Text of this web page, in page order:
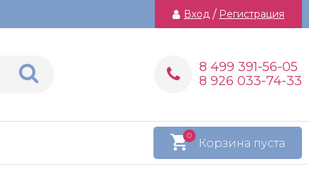
Вход / Регистрация
8 499 391-56-05
8 926 033-74-33
Корзина пуста
0